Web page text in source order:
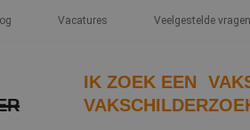
Vacatures Veelgestelde vragen
IK ZOEK EEN
VAKSCHILDER